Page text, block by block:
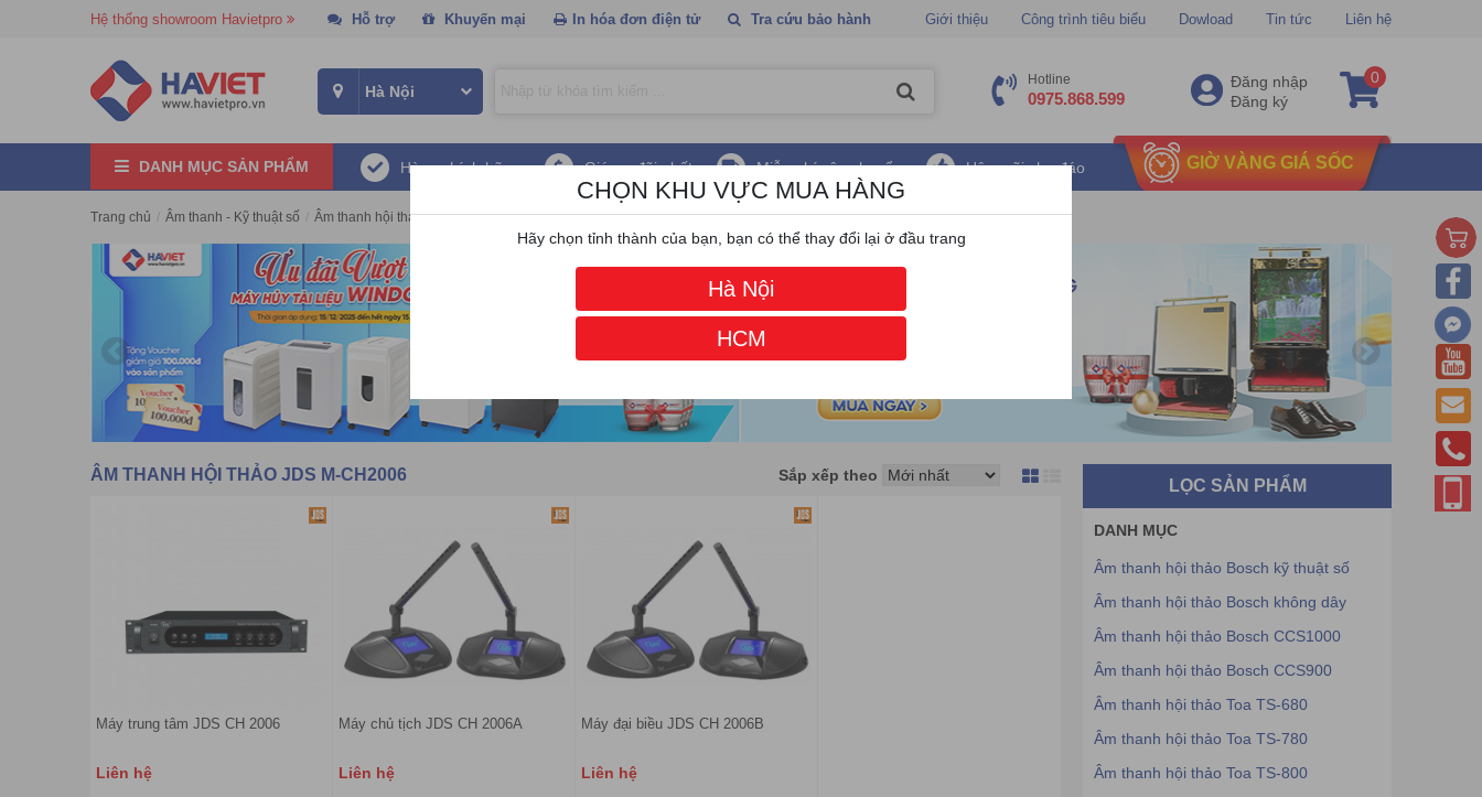
Hệ thống showroom Havietpro Hỗ trợ Khuyến mại In hóa đơn điện tử Tra cứu bảo hành Giới thiệu Công trình tiêu biểu Dowload Tin tức Liên hệ
Hotline
0975.868.599
Đăng nhập
Đăng ký
0
DANH MỤC SẢN PHẨM Hàng chính hãng Giá ưu đãi nhất Miễn phí vận chuyển Hậu mãi chu đáo GIỜ VÀNG GIÁ SỐC
Trang chủ / Âm thanh - Kỹ thuật số / Âm thanh hội thảo / Âm thanh hội thảo JDS M-CH2006
ÂM THANH HỘI THẢO JDS M-CH2006 Sắp xếp theo
Máy trung tâm JDS CH 2006
Liên hệ
Máy chủ tịch JDS CH 2006A
Liên hệ
Máy đại biều JDS CH 2006B
Liên hệ
LỌC SẢN PHẨM
DANH MỤC
Âm thanh hội thảo Bosch kỹ thuật số
Âm thanh hội thảo Bosch không dây
Âm thanh hội thảo Bosch CCS1000
Âm thanh hội thảo Bosch CCS900
Âm thanh hội thảo Toa TS-680
Âm thanh hội thảo Toa TS-780
Âm thanh hội thảo Toa TS-800
CHỌN KHU VỰC MUA HÀNG
Hãy chọn tỉnh thành của bạn, bạn có thể thay đổi lại ở đầu trang
Hà Nội
HCM